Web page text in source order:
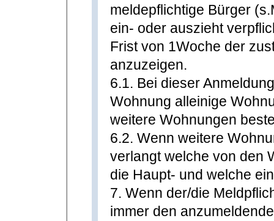
meldepflichtige Bürger
ein- oder auszieht
Frist von 1Woche der
anzuzeigen.
6.1. Bei dieser
Wohnung alleinige
weitere Wohnungen
6.2. Wenn weitere
verlangt welche von den
die Haupt- und welche
7. Wenn der/die
immer den